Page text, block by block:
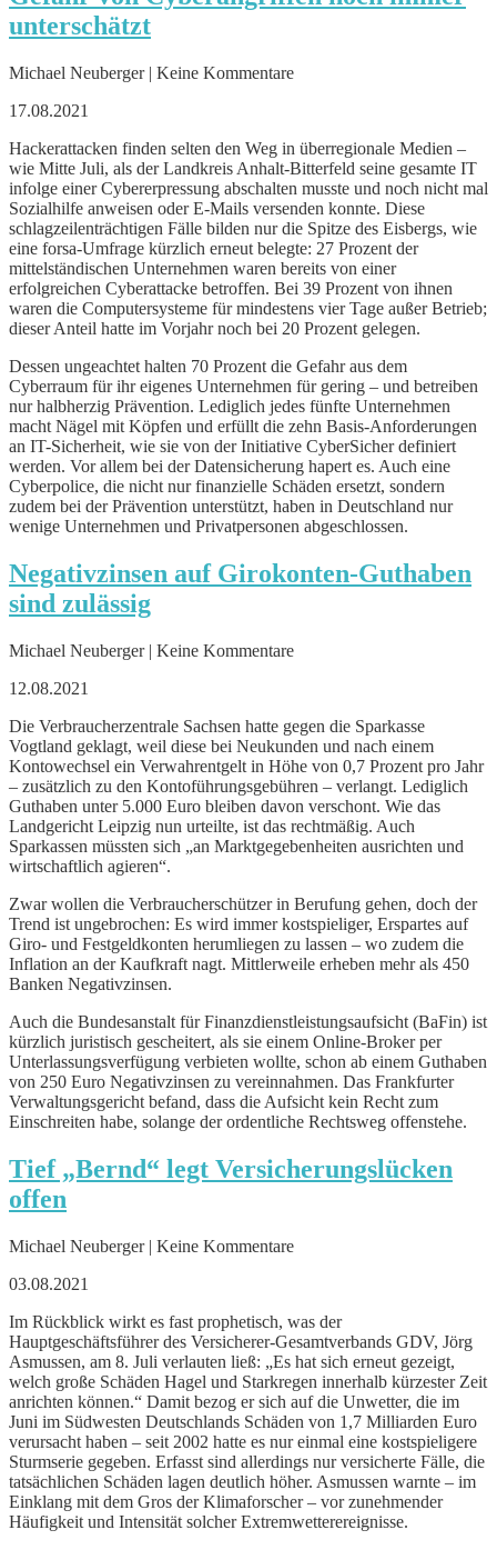
unterschätzt
Michael Neuberger | Keine Kommentare
17.08.2021
Hackerattacken finden selten den Weg in überregionale Medien –
wie Mitte Juli, als der Landkreis Anhalt-Bitterfeld seine gesamte IT
infolge einer Cybererpressung abschalten musste und noch nicht mal
Sozialhilfe anweisen oder E-Mails versenden konnte. Diese
schlagzeilenträchtigen Fälle bilden nur die Spitze des Eisbergs, wie
eine forsa-Umfrage kürzlich erneut belegte: 27 Prozent der
mittelständischen Unternehmen waren bereits von einer
erfolgreichen Cyberattacke betroffen. Bei 39 Prozent von ihnen
waren die Computersysteme für mindestens vier Tage außer Betrieb;
dieser Anteil hatte im Vorjahr noch bei 20 Prozent gelegen.
Dessen ungeachtet halten 70 Prozent die Gefahr aus dem
Cyberraum für ihr eigenes Unternehmen für gering – und betreiben
nur halbherzig Prävention. Lediglich jedes fünfte Unternehmen
macht Nägel mit Köpfen und erfüllt die zehn Basis-Anforderungen
an IT-Sicherheit, wie sie von der Initiative CyberSicher definiert
werden. Vor allem bei der Datensicherung hapert es. Auch eine
Cyberpolice, die nicht nur finanzielle Schäden ersetzt, sondern
zudem bei der Prävention unterstützt, haben in Deutschland nur
wenige Unternehmen und Privatpersonen abgeschlossen.
Negativzinsen auf Girokonten-Guthaben
sind zulässig
Michael Neuberger | Keine Kommentare
12.08.2021
Die Verbraucherzentrale Sachsen hatte gegen die Sparkasse
Vogtland geklagt, weil diese bei Neukunden und nach einem
Kontowechsel ein Verwahrentgelt in Höhe von 0,7 Prozent pro Jahr
– zusätzlich zu den Kontoführungsgebühren – verlangt. Lediglich
Guthaben unter 5.000 Euro bleiben davon verschont. Wie das
Landgericht Leipzig nun urteilte, ist das rechtmäßig. Auch
Sparkassen müssten sich „an Marktgegebenheiten ausrichten und
wirtschaftlich agieren“.
Zwar wollen die Verbraucherschützer in Berufung gehen, doch der
Trend ist ungebrochen: Es wird immer kostspieliger, Erspartes auf
Giro- und Festgeldkonten herumliegen zu lassen – wo zudem die
Inflation an der Kaufkraft nagt. Mittlerweile erheben mehr als 450
Banken Negativzinsen.
Auch die Bundesanstalt für Finanzdienstleistungsaufsicht (BaFin) ist
kürzlich juristisch gescheitert, als sie einem Online-Broker per
Unterlassungsverfügung verbieten wollte, schon ab einem Guthaben
von 250 Euro Negativzinsen zu vereinnahmen. Das Frankfurter
Verwaltungsgericht befand, dass die Aufsicht kein Recht zum
Einschreiten habe, solange der ordentliche Rechtsweg offenstehe.
Tief „Bernd“ legt Versicherungslücken
offen
Michael Neuberger | Keine Kommentare
03.08.2021
Im Rückblick wirkt es fast prophetisch, was der
Hauptgeschäftsführer des Versicherer-Gesamtverbands GDV, Jörg
Asmussen, am 8. Juli verlauten ließ: „Es hat sich erneut gezeigt,
welch große Schäden Hagel und Starkregen innerhalb kürzester Zeit
anrichten können.“ Damit bezog er sich auf die Unwetter, die im
Juni im Südwesten Deutschlands Schäden von 1,7 Milliarden Euro
verursacht haben – seit 2002 hatte es nur einmal eine kostspieligere
Sturmserie gegeben. Erfasst sind allerdings nur versicherte Fälle, die
tatsächlichen Schäden lagen deutlich höher. Asmussen warnte – im
Einklang mit dem Gros der Klimaforscher – vor zunehmender
Häufigkeit und Intensität solcher Extremwetterereignisse.